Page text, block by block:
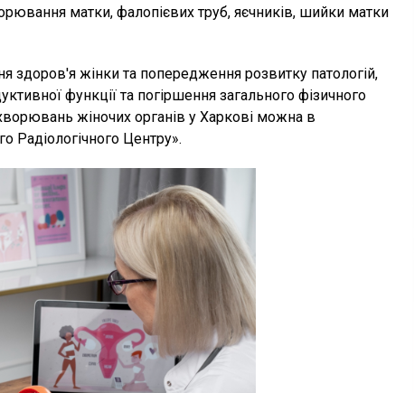
матки, фалопієвих труб, яєчників, шийки матки
здоров'я жінки та попередження розвитку патологій,
функції та погіршення загального фізичного
жіночих органів у Харкові можна в
Радіологічного Центру».